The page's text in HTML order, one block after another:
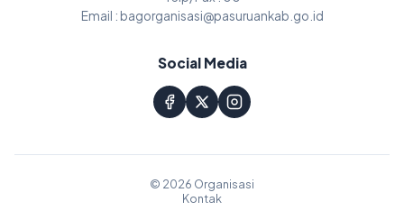
Email : bagorganisasi@pasuruankab.go.id
Social Media
© 2026 Organisasi
Kontak